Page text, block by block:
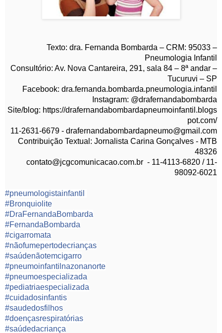
Texto: dra. Fernanda Bombarda – CRM: 95033 –
Pneumologia Infantil
Consultório: Av. Nova Cantareira, 291, sala 84 – 8ª andar –
Tucuruvi – SP
Facebook: dra.fernanda.bombarda.pneumologia.infantil
Instagram: @drafernandabombarda
Site/blog: https://drafernandabombardapneumoinfantil.blogs
pot.com/
11-2631-6679 - drafernandabombardapneumo@gmail.com
Contribuição Textual: Jornalista Carina Gonçalves - MTB
48326
contato@jcgcomunicacao.com.br - 11-4113-6820 / 11-
98092-6021
#pneumologistainfantil
#Bronquiolite
#DraFernandaBombarda
#FernandaBombarda
#cigarromata
#nãofumepertodecrianças
#saúdenãotemcigarro
#pneumoinfantilnazonanorte
#pneumoespecializada
#pediatriaespecializada
#cuidadosinfantis
#saudedosfilhos
#doençasrespiratórias
#saúdedacriança